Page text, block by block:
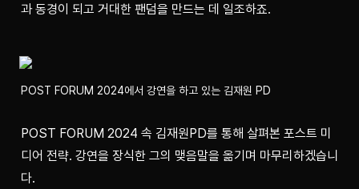
과 동경이 되고 거대한 팬덤을 만드는 데 일조하죠.
POST FORUM 2024에서 강연을 하고 있는 김재원 PD
POST FORUM 2024 속 김재원PD를 통해 살펴본 포스트 미
디어 전략. 강연을 장식한 그의 맺음말을 옮기며 마무리하겠습니
다.